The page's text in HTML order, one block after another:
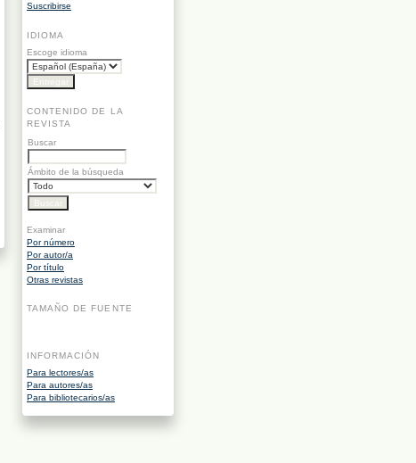
Suscribirse
IDIOMA
Escoge idioma
CONTENIDO DE LA
REVISTA
Buscar
Ámbito de la búsqueda
Examinar
Por número
Por autor/a
Por título
Otras revistas
TAMAÑO DE FUENTE
INFORMACIÓN
Para lectores/as
Para autores/as
Para bibliotecarios/as